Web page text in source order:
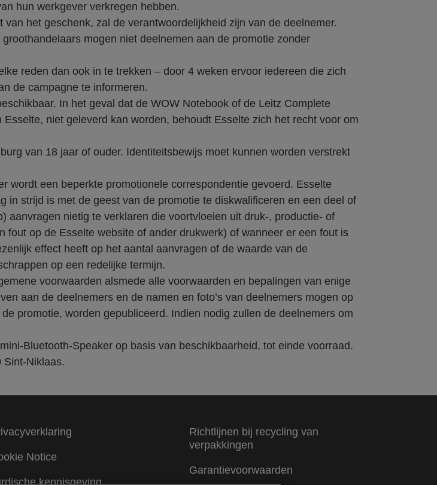
hun werkgever verkregen hebben.
het geschenk, zal de verantwoordelijkheid zijn van de deelnemer.
mogen niet deelnemen aan de promotie zonder
reden dan ook in te trekken – door 4 weken ervoor iedereen die zich
de campagne te informeren.
In het geval dat de WOW Notebook of de Leitz Complete
niet geleverd kan worden, behoudt Esselte zich het recht voor om
van 18 jaar of ouder. Identiteitsbewijs moet kunnen worden verstrekt
wordt een beperkte promotionele correspondentie gevoerd. Esselte
in strijd is met de geest van de promotie te diskwalificeren en een deel of
aanvragen nietig te verklaren die voortvloeien uit druk-, productie- of
op de Esselte website of ander drukwerk) of wanneer er een fout is
effect heeft op het aantal aanvragen of de waarde van de
op een redelijke termijn.
voorwaarden alsmede alle voorwaarden en bepalingen van enige
aan de deelnemers en de namen en foto’s van deelnemers mogen op
promotie, worden gepubliceerd. Indien nodig zullen de deelnemers om
Bluetooth-Speaker op basis van beschikbaarheid, tot einde voorraad.
Sint-Niklaas.
Notice
kennisgeving
Richtlijnen bij recycling van
verpakkingen
Garantievoorwaarden